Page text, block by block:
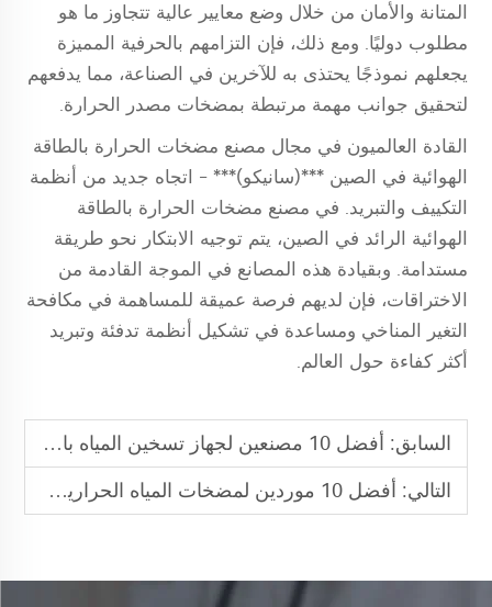
المتانة والأمان من خلال وضع معايير عالية تتجاوز ما هو
مطلوب دوليًا. ومع ذلك، فإن التزامهم بالحرفية المميزة
يجعلهم نموذجًا يحتذى به للآخرين في الصناعة، مما يدفعهم
لتحقيق جوانب مهمة مرتبطة بمضخات مصدر الحرارة.
القادة العالميون في مجال مصنع مضخات الحرارة بالطاقة
الهوائية في الصين ***(سانيكو)*** - اتجاه جديد من أنظمة
التكييف والتبريد. في مصنع مضخات الحرارة بالطاقة
الهوائية الرائد في الصين، يتم توجيه الابتكار نحو طريقة
مستدامة. وبقيادة هذه المصانع في الموجة القادمة من
الاختراقات، فإن لديهم فرصة عميقة للمساهمة في مكافحة
التغير المناخي ومساعدة في تشكيل أنظمة تدفئة وتبريد
أكثر كفاءة حول العالم.
السابق: أفضل 10 مصنعين لجهاز تسخين المياه باستخدام مضخة حرارة من الهواء إلى الماء
التالي: أفضل 10 موردين لمضخات المياه الحرارية بالطاقة الهوائية للسوق الأسترالي